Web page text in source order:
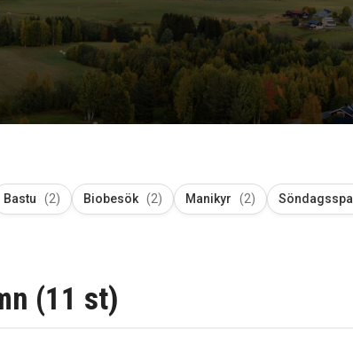
Bastu (2) Biobesök (2) Manikyr (2) Söndagsspa
(11 st)